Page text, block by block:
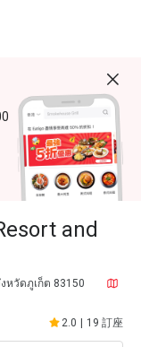
and
หวัดภูเก็ต 83150
2.0 19 訂座